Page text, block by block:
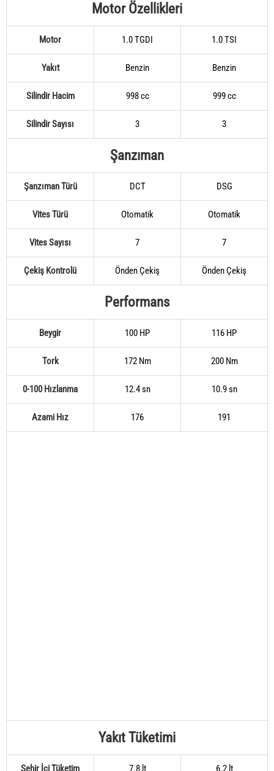
Motor Özellikleri
Motor 1.0 TGDI 1.0 TSI
Yakıt Benzin Benzin
Silindir Hacim 998 cc 999 cc
Silindir Sayısı 3 3
Şanzıman
Şanzıman Türü DCT DSG
Vites Türü Otomatik Otomatik
Vites Sayısı 7 7
Çekiş Kontrolü Önden Çekiş Önden Çekiş
Performans
Beygir 100 HP 116 HP
Tork 172 Nm 200 Nm
0-100 Hızlanma 12.4 sn 10.9 sn
Azami Hız 176 191
Yakıt Tüketimi
Şehir İçi Tüketim 7.8 lt 6.2 lt